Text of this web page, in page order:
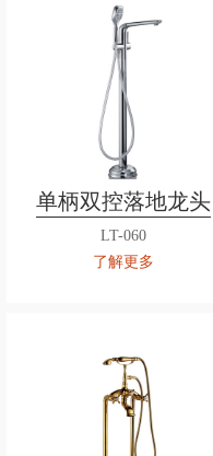
单柄双控落地龙头
LT-060
了解更多